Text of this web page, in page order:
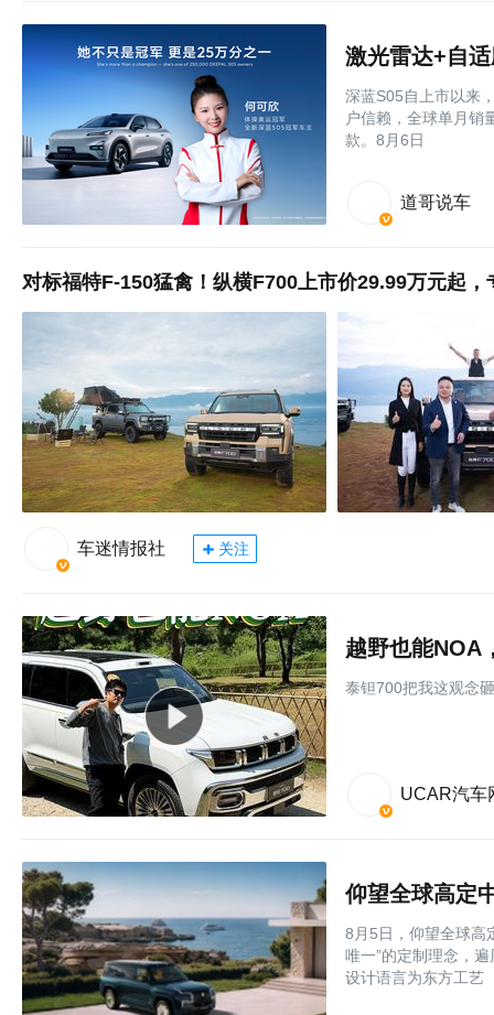
激光雷达+自
深蓝S05自上市以来
户信赖，全球单月销
款。8月6日
道哥说车
对标福特F-150猛禽！纵横F700上市价29.99万元起，
车迷情报社 关注
越野也能NOA
泰钽700把我这观念
UCAR汽车
仰望全球高定
8月5日，仰望全球高
唯一”的定制理念，
设计语言为东方工艺